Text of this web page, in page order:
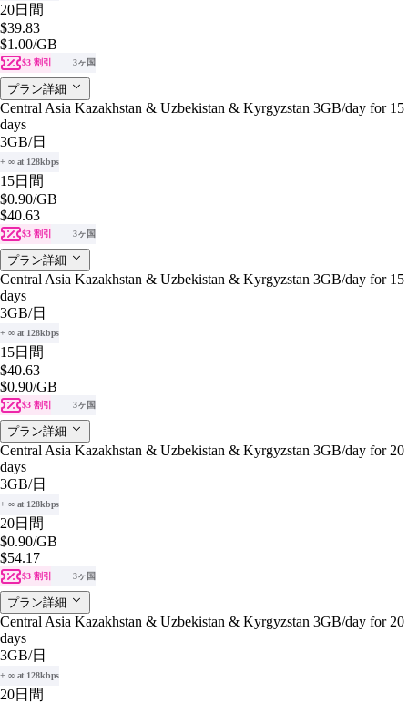
20日間
$39.83
$1.00/GB
$3 割引 3ヶ国
プラン詳細
Central Asia Kazakhstan & Uzbekistan & Kyrgyzstan 3GB/day for 15
days
3GB/日
+ ∞ at 128kbps
15日間
$0.90/GB
$40.63
$3 割引 3ヶ国
プラン詳細
Central Asia Kazakhstan & Uzbekistan & Kyrgyzstan 3GB/day for 15
days
3GB/日
+ ∞ at 128kbps
15日間
$40.63
$0.90/GB
$3 割引 3ヶ国
プラン詳細
Central Asia Kazakhstan & Uzbekistan & Kyrgyzstan 3GB/day for 20
days
3GB/日
+ ∞ at 128kbps
20日間
$0.90/GB
$54.17
$3 割引 3ヶ国
プラン詳細
Central Asia Kazakhstan & Uzbekistan & Kyrgyzstan 3GB/day for 20
days
3GB/日
+ ∞ at 128kbps
20日間